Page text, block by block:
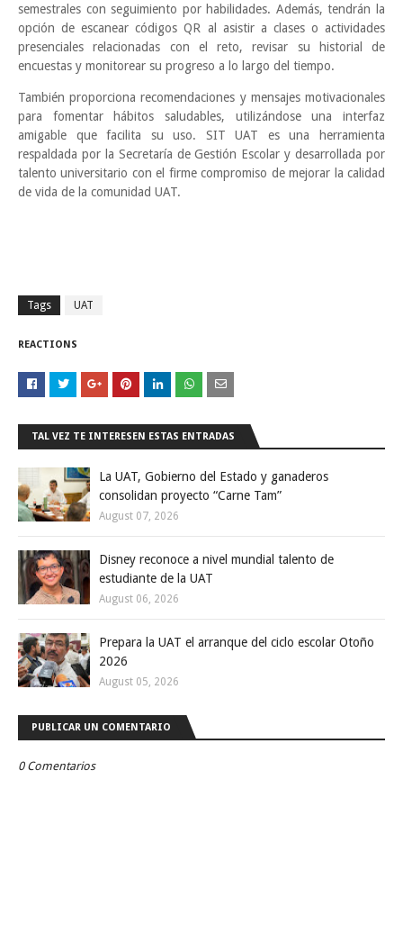
semestrales con seguimiento por habilidades. Además, tendrán la
opción de escanear códigos QR al asistir a clases o actividades
presenciales relacionadas con el reto, revisar su historial de
encuestas y monitorear su progreso a lo largo del tiempo.
También proporciona recomendaciones y mensajes motivacionales
para fomentar hábitos saludables, utilizándose una interfaz
amigable que facilita su uso. SIT UAT es una herramienta
respaldada por la Secretaría de Gestión Escolar y desarrollada por
talento universitario con el firme compromiso de mejorar la calidad
de vida de la comunidad UAT.
Tags UAT
REACTIONS
TAL VEZ TE INTERESEN ESTAS ENTRADAS
La UAT, Gobierno del Estado y ganaderos
consolidan proyecto “Carne Tam”
August 07, 2026
Disney reconoce a nivel mundial talento de
estudiante de la UAT
August 06, 2026
Prepara la UAT el arranque del ciclo escolar Otoño
2026
August 05, 2026
PUBLICAR UN COMENTARIO
0 Comentarios